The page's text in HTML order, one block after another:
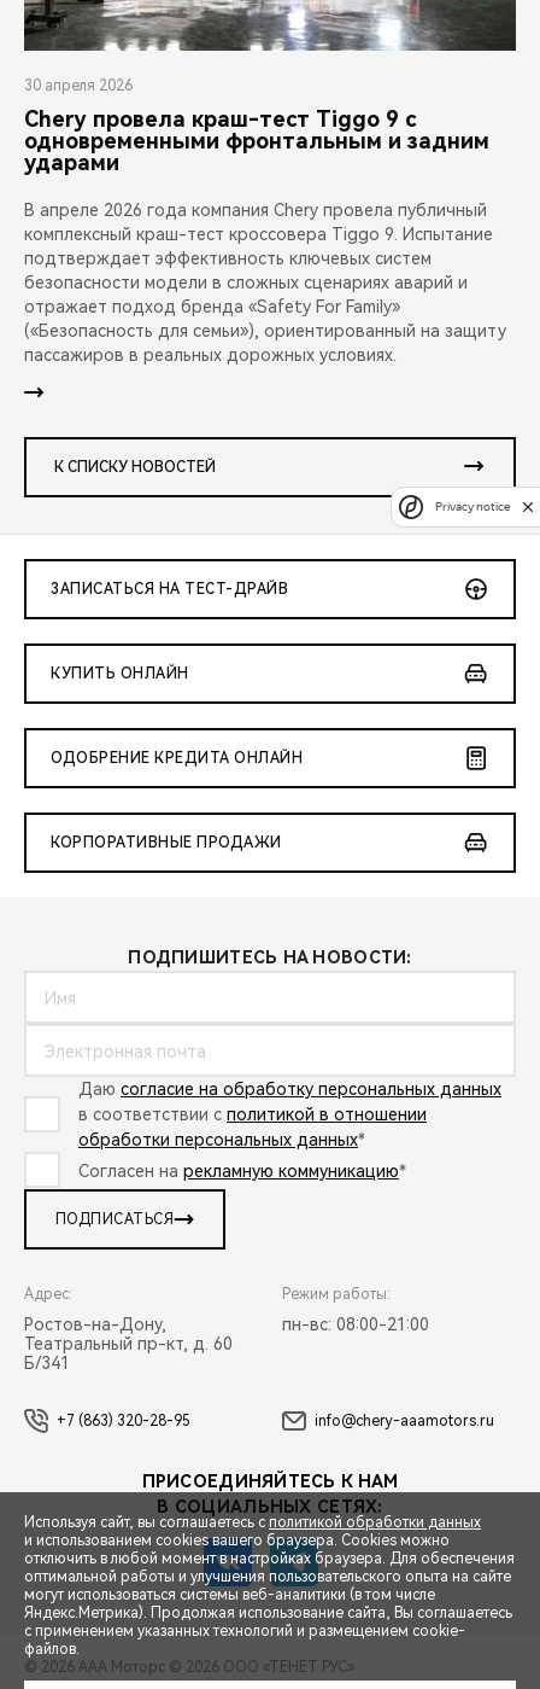
СПЕЦПРЕДЛОЖЕНИЯ
ЗАПИСЬ НА ТЕСТ-ДРАЙВ
30 апреля 2026
Chery провела краш-тест Tiggo 9 с
одновременными фронтальным и задним
ударами
В апреле 2026 года компания Chery провела публичный
комплексный краш-тест кроссовера Tiggo 9. Испытание
подтверждает эффективность ключевых систем
безопасности модели в сложных сценариях аварий и
отражает подход бренда «Safety For Family»
(«Безопасность для семьи»), ориентированный на защиту
пассажиров в реальных дорожных условиях.
К СПИСКУ НОВОСТЕЙ
ЗАПИСАТЬСЯ НА ТЕСТ-ДРАЙВ
КУПИТЬ ОНЛАЙН
ОДОБРЕНИЕ КРЕДИТА ОНЛАЙН
КОРПОРАТИВНЫЕ ПРОДАЖИ
ПОДПИШИТЕСЬ НА НОВОСТИ:
Даю согласие на обработку персональных данных
в соответствии с политикой в отношении
обработки персональных данных*
Согласен на рекламную коммуникацию*
ПОДПИСАТЬСЯ
Адрес:
Ростов-на-Дону,
Театральный пр-кт, д. 60
Б/341
Режим работы:
пн-вс: 08:00-21:00
+7 (863) 320-28-95 info@chery-aaamotors.ru
ПРИСОЕДИНЯЙТЕСЬ К НАМ
В СОЦИАЛЬНЫХ СЕТЯХ:
© 2026 ААА Моторс © 2026 ООО «ТЕНЕТ РУС»
Используя сайт, вы соглашаетесь с политикой обработки данных
и использованием cookies вашего браузера. Cookies можно
отключить в любой момент в настройках браузера. Для обеспечения
оптимальной работы и улучшения пользовательского опыта на сайте
могут использоваться системы веб-аналитики (в том числе
Яндекс.Метрика). Продолжая использование сайта, Вы соглашаетесь
с применением указанных технологий и размещением cookie-
файлов.
Privacy notice